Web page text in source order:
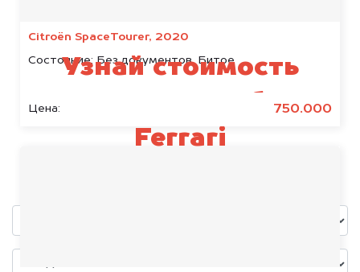
Citroën SpaceTourer, 2020
Состояние:Без документов, Битое
Цена: 750.000
Узнай стоимость
своего автомобиля
Ferrari